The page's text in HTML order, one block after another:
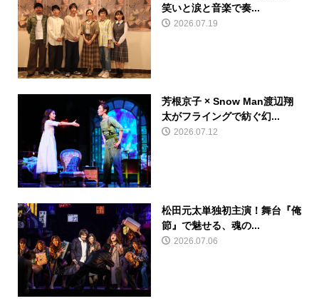
笑いと涙と音楽で奏...
2026.07.19
芳根京子 × Snow Man渡辺翔
太がフライングで紡ぐ幻...
2026.07.12
松田元太単独初主演！舞台『俺
節』で魅せる、魂の...
2026.07.06